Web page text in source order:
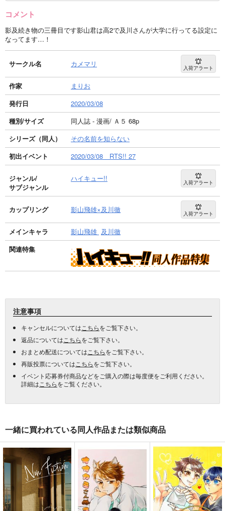
コメント
影及続き物の三冊目です影山君は高2で及川さんが大学に行ってる設定に
なってます…！
サークル名 カメマリ 入荷アラート
作家
まりお
発行日
2020/03/08
種別/サイズ
同人誌 - 漫画/ Ａ５ 68p
シリーズ（同人）
その名前を知らない
初出イベント
2020/03/08 RTS!! 27
ジャンル/
サブジャンル
ハイキュー!! 入荷アラート
カップリング 影山飛雄×及川徹 入荷アラート
メインキャラ 影山飛雄 及川徹
関連特集
注意事項
キャンセルについては こちらをご覧下さい。
返品については こちらをご覧下さい。
おまとめ配送については こちらをご覧下さい。
再販投票については こちらをご覧下さい。
イベント応募券付商品などをご購入の際は毎度便をご利用ください。
詳細は こちらをご覧ください。
一緒に買われている同人作品または類似商品